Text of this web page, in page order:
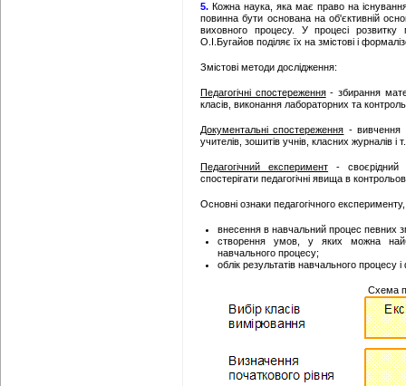
5. Кожна наука, яка має право на
повинна бути основана на об'єктивній
виховного процесу. У процесі розвитку
О.І.Бугайов поділяє їх на змістові і
Змістові методи дослідження:
Педагогічні спостереження- збирання
класів, виконання лабораторних та
Документальні спостереження - вивчення
учителів, зошитів учнів, класних журналів і
Педагогічний експеримент - своєрідний
спостерігати педагогічні явища в
Основні ознаки педагогічного
внесення в навчальний процес певних
створення умов, у яких можна
навчального процесу;
облік результатів навчального
Схема